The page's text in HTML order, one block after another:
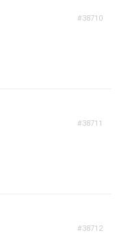
#38710
#38711
#38712